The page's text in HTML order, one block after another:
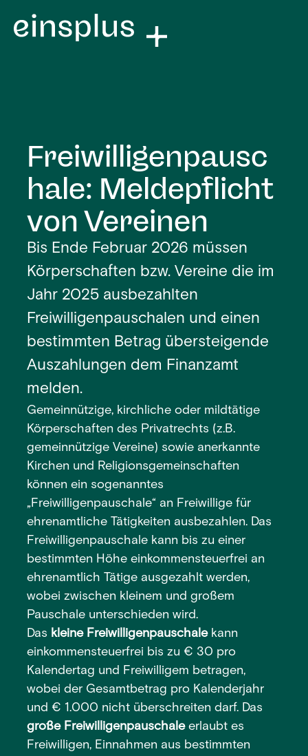
Freiwilligenpausc
hale: Meldepflicht
von Vereinen
Bis Ende Februar 2026 müssen
Körperschaften bzw. Vereine die im
Jahr 2025 ausbezahlten
Freiwilligenpauschalen und einen
bestimmten Betrag übersteigende
Auszahlungen dem Finanzamt
melden.
Gemeinnützige, kirchliche oder mildtätige
Körperschaften des Privatrechts (z.B.
gemeinnützige Vereine) sowie anerkannte
Kirchen und Religionsgemeinschaften
können ein sogenanntes
„Freiwilligenpauschale“ an Freiwillige für
ehrenamtliche Tätigkeiten ausbezahlen. Das
Freiwilligenpauschale kann bis zu einer
bestimmten Höhe einkommensteuerfrei an
ehrenamtlich Tätige ausgezahlt werden,
wobei zwischen kleinem und großem
Pauschale unterschieden wird.
Das kleine Freiwilligenpauschalekann
einkommensteuerfrei bis zu € 30 pro
Kalendertag und Freiwilligem betragen,
wobei der Gesamtbetrag pro Kalenderjahr
und € 1.000 nicht überschreiten darf. Das
große Freiwilligenpauschaleerlaubt es
Freiwilligen, Einnahmen aus bestimmten